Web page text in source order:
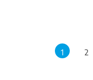
1 2